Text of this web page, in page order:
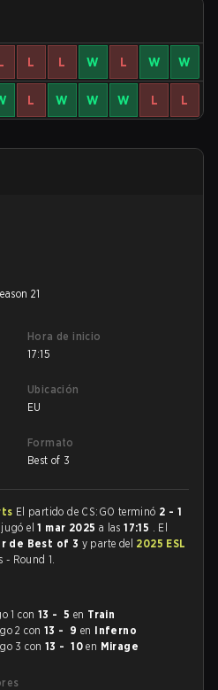
L L W L W W
L W W W L L
21
Hora de inicio
17:15
Ubicación
EU
Formato
Best of 3
El partido de CS:GO terminó 2 - 1
jugó el1 mar 2025 a las17:15 . El
de Best of 3 y parte del 2025 ESL
- Round 1.
1 con 13 - 5 en Train
2 con 13 - 9 en Inferno
3 con 13 - 10 en Mirage